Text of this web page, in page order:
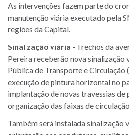
As intervenções fazem parte do
manutenção viária executado pela
regiões da Capital.
Sinalização viária - Trechos da
Pereira receberão nova sinalização
Pública de Transporte e Circulação
execução de pintura horizontal no
implantação de novas travessias de
organização das faixas de circulação.
Também será instalada sinalização